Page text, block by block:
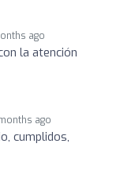
ago
la atención
ago
cumplidos,